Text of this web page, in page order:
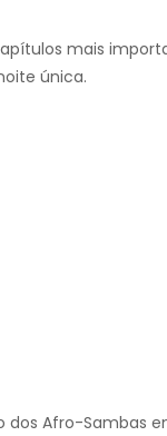
mais
única.
dos Afro-Sambas